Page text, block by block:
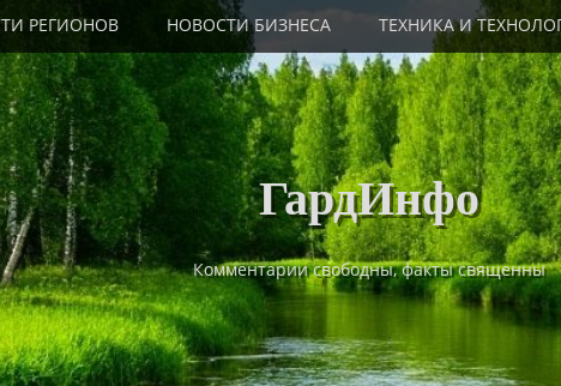
РЕГИОНОВ НОВОСТИ БИЗНЕСА ТЕХНИКА И
ГардИнфо
Комментарии свободны, факты священны